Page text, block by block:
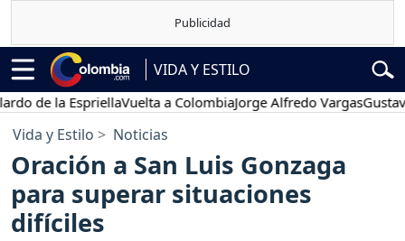
VIDA Y ESTILO
la EspriellaVuelta a ColombiaJorge Alfredo VargasGustavo
Vida y Estilo Noticias
Oración a San Luis Gonzaga
para superar situaciones
difíciles